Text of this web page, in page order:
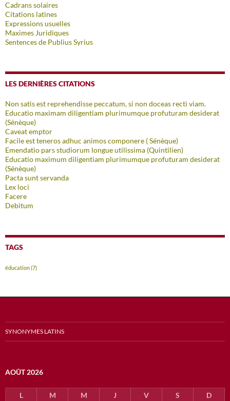
Cadrans solaires
Citations latines
Expressions usuelles
Maximes Juridiques
Sentences de Publius Syrius
LES DERNIÈRES CITATIONS
Non satis est reprehendisse peccatum, si non doceas recti viam.
Educatio maximam diligentiam plurimumque profuturam desiderat
(Sénèque)
Caveat emptor
Facile est teneros adhuc animos componere ( Sénèque)
Emendatio pars studiorum longue utilissima (Quintilien)
Educatio maximum diligentiam plurimumque profuturam desiderat
(Sénèque)
Pacta sunt servanda
Lex loci
Facere
Debitum
TAGS
éducation(7)
SYNONYMES LATINS
AOÛT 2026
L M M J V S D